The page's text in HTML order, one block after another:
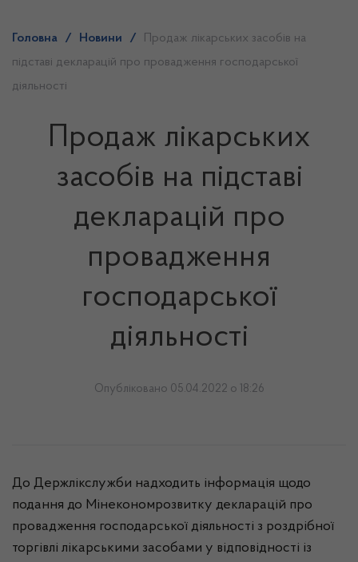
Головна / Новини /
Продаж лікарських засобів на
підставі декларацій про провадження господарської
діяльності
Продаж лікарських
засобів на підставі
декларацій про
провадження
господарської
діяльності
Опубліковано 05.04.2022 о 18:26
До Держлікслужби надходить інформація щодо
подання до Мінекономрозвитку декларацій про
провадження господарської діяльності з роздрібної
торгівлі лікарськими засобами у відповідності із